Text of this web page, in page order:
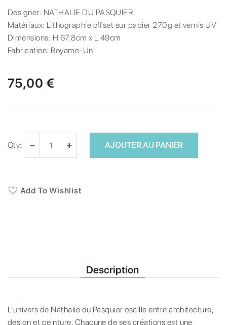
Designer: NATHALIE DU PASQUIER
Matériaux: Lithographie offset sur papier 270g et vernis UV
Dimensions: H 67.8cm x L 49cm
Fabrication: Royame-Uni
75,00 €
Qty: AJOUTER AU PANIER
Add To Wishlist
Description
L'univers de Nathalie du Pasquier oscille entre architecture,
design et peinture. Chacune de ses créations est une